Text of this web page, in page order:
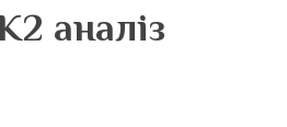
аналіз